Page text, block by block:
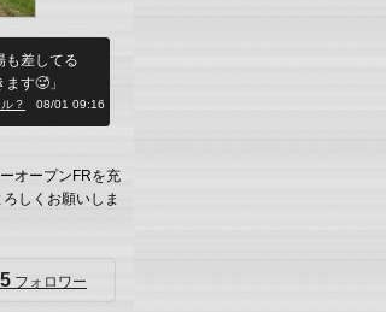
も差してる
す🥵」
？ 08/01 09:16
オープンFRを充
しくお願いしま
フォロワー